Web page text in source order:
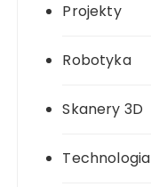
Projekty
Robotyka
Skanery 3D
Technologia